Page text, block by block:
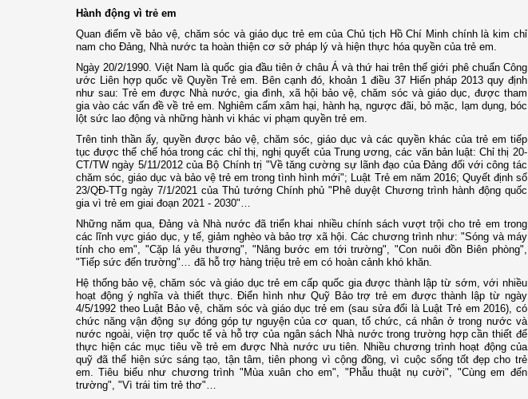
Hành động vì trẻ em
Quan điểm về bảo vệ, chăm sóc và giáo dục trẻ em của Chủ tịch Hồ Chí Minh chính là kim chỉ
nam cho Đảng, Nhà nước ta hoàn thiện cơ sở pháp lý và hiện thực hóa quyền của trẻ em.
Ngày 20/2/1990. Việt Nam là quốc gia đầu tiên ở châu Á và thứ hai trên thế giới phê chuẩn Công
ước Liên hợp quốc về Quyền Trẻ em. Bên cạnh đó, khoản 1 điều 37 Hiến pháp 2013 quy định
như sau: Trẻ em được Nhà nước, gia đình, xã hội bảo vệ, chăm sóc và giáo dục, được tham
gia vào các vấn đề về trẻ em. Nghiêm cấm xâm hại, hành hạ, ngược đãi, bỏ mặc, lạm dụng, bóc
lột sức lao động và những hành vi khác vi phạm quyền trẻ em.
Trên tinh thần ấy, quyền được bảo vệ, chăm sóc, giáo dục và các quyền khác của trẻ em tiếp
tục được thể chế hóa trong các chỉ thị, nghị quyết của Trung ương, các văn bản luật: Chỉ thị 20-
CT/TW ngày 5/11/2012 của Bộ Chính trị "Về tăng cường sự lãnh đạo của Đảng đối với công tác
chăm sóc, giáo dục và bảo vệ trẻ em trong tình hình mới"; Luật Trẻ em năm 2016; Quyết định số
23/QĐ-TTg ngày 7/1/2021 của Thủ tướng Chính phủ "Phê duyệt Chương trình hành động quốc
gia vì trẻ em giai đoạn 2021 - 2030"…
Những năm qua, Đảng và Nhà nước đã triển khai nhiều chính sách vượt trội cho trẻ em trong
các lĩnh vực giáo dục, y tế, giảm nghèo và bảo trợ xã hội. Các chương trình như: "Sóng và máy
tính cho em", "Cặp lá yêu thương", "Nâng bước em tới trường", "Con nuôi đồn Biên phòng",
"Tiếp sức đến trường"… đã hỗ trợ hàng triệu trẻ em có hoàn cảnh khó khăn.
Hệ thống bảo vệ, chăm sóc và giáo dục trẻ em cấp quốc gia được thành lập từ sớm, với nhiều
hoạt động ý nghĩa và thiết thực. Điển hình như Quỹ Bảo trợ trẻ em được thành lập từ ngày
4/5/1992 theo Luật Bảo vệ, chăm sóc và giáo dục trẻ em (sau sửa đổi là Luật Trẻ em 2016), có
chức năng vận động sự đóng góp tự nguyện của cơ quan, tổ chức, cá nhân ở trong nước và
nước ngoài, viện trợ quốc tế và hỗ trợ của ngân sách Nhà nước trong trường hợp cần thiết để
thực hiện các mục tiêu về trẻ em được Nhà nước ưu tiên. Nhiều chương trình hoạt động của
quỹ đã thể hiện sức sáng tạo, tận tâm, tiên phong vì cộng đồng, vì cuộc sống tốt đẹp cho trẻ
em. Tiêu biểu như chương trình "Mùa xuân cho em", "Phẫu thuật nụ cười", "Cùng em đến
trường", "Vì trái tim trẻ thơ"…